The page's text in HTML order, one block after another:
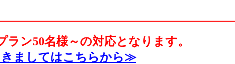
ン50名様～の対応となります。
きましてはこちらから≫